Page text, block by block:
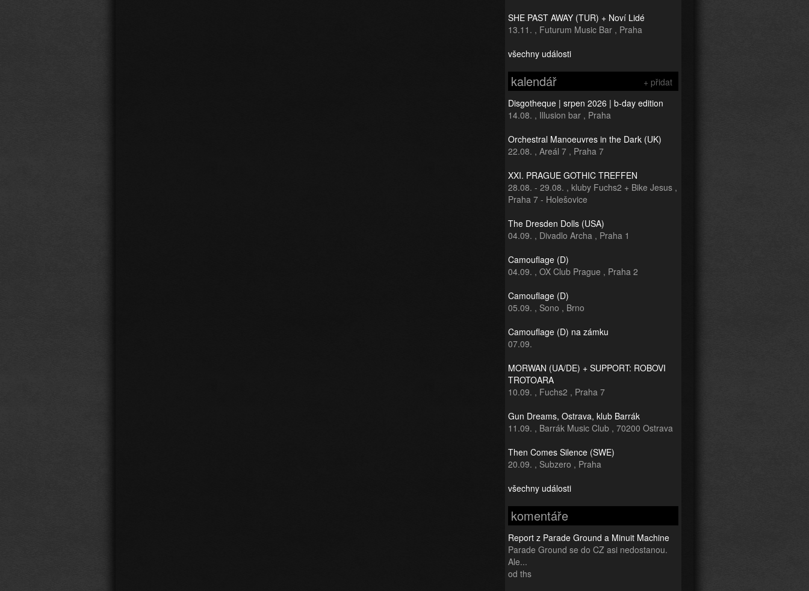
SHE PAST AWAY (TUR) + Noví Lidé
13.11. , Futurum Music Bar , Praha
všechny události
kalendář
+ přidat
Disgotheque | srpen 2026 | b-day edition
14.08. , Illusion bar , Praha
Orchestral Manoeuvres in the Dark (UK)
22.08. , Areál 7 , Praha 7
XXI. PRAGUE GOTHIC TREFFEN
28.08. - 29.08. , kluby Fuchs2 + Bike Jesus ,
Praha 7 - Holešovice
The Dresden Dolls (USA)
04.09. , Divadlo Archa , Praha 1
Camouflage (D)
04.09. , OX Club Prague , Praha 2
Camouflage (D)
05.09. , Sono , Brno
Camouflage (D) na zámku
07.09.
MORWAN (UA/DE) + SUPPORT: ROBOVI
TROTOARA
10.09. , Fuchs2 , Praha 7
Gun Dreams, Ostrava, klub Barrák
11.09. , Barrák Music Club , 70200 Ostrava
Then Comes Silence (SWE)
20.09. , Subzero , Praha
všechny události
komentáře
Report z Parade Ground a Minuit Machine
Parade Ground se do CZ asi nedostanou.
Ale...
od ths